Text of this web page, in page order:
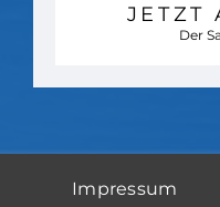
JETZT
Der
Impressum